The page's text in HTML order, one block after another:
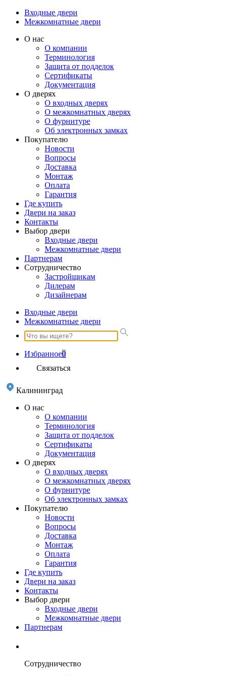
Входные двери
Межкомнатные двери
О нас
О компании
Терминология
Защита от подделок
Сертификаты
Документация
О дверях
О входных дверях
О межкомнатных дверях
О фурнитуре
Об электронных замках
Покупателю
Новости
Вопросы
Доставка
Монтаж
Оплата
Гарантия
Где купить
Двери на заказ
Контакты
Выбор двери
Входные двери
Межкомнатные двери
Партнерам
Сотрудничество
Застройщикам
Дилерам
Дизайнерам
Входные двери
Межкомнатные двери
Избранное0
Связаться
Калининград
О нас
О компании
Терминология
Защита от подделок
Сертификаты
Документация
О дверях
О входных дверях
О межкомнатных дверях
О фурнитуре
Об электронных замках
Покупателю
Новости
Вопросы
Доставка
Монтаж
Оплата
Гарантия
Где купить
Двери на заказ
Контакты
Выбор двери
Входные двери
Межкомнатные двери
Партнерам
Сотрудничество